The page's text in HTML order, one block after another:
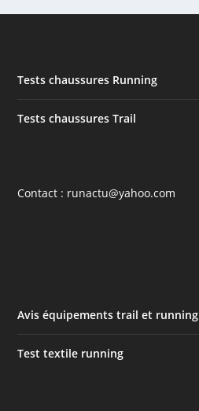
Tests chaussures Running
Tests chaussures Trail
Contact : runactu@yahoo.com
Avis équipements trail et running
Test textile running